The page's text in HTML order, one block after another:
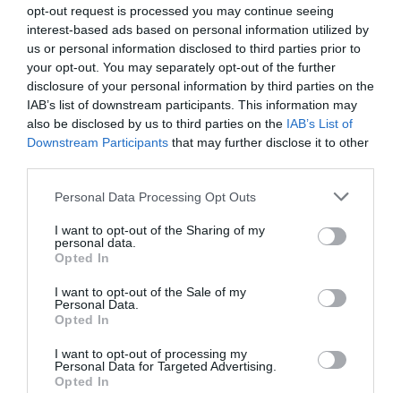
opt-out request is processed you may continue seeing
interest-based ads based on personal information utilized by
us or personal information disclosed to third parties prior to
your opt-out. You may separately opt-out of the further
disclosure of your personal information by third parties on the
IAB’s list of downstream participants. This information may
also be disclosed by us to third parties on the IAB’s List of
Downstream Participants that may further disclose it to other
Please note that this website/app uses one or more Google
not limited to your visit or usage behaviour. You may click to
grant or deny consent to Google and its third-party tags to
use your data for below specified purposes in below Google
consent section.
Personal Data Processing Opt Outs
I want to opt-out of the Sharing of my
personal data.
Opted In
I want to opt-out of the Sale of my
Personal Data.
Opted In
I want to opt-out of processing my
Personal Data for Targeted Advertising.
Opted In
10.08.2026 ΣΚΟΠΟΒΟΛΗ
ΠΑΝΑΘΗΝΑΪΚΟΣ ΑΛΕΞΑΝ∆ΡΕΙΑΣ
ΑΙΓΥΠΤΟΥ
Το μέγεθος του Παναθηναϊκού είναι τεράστιο και έχει
ξεπεράσει προ πολλού τα στενά ελληνικά σύνορα. Είναι